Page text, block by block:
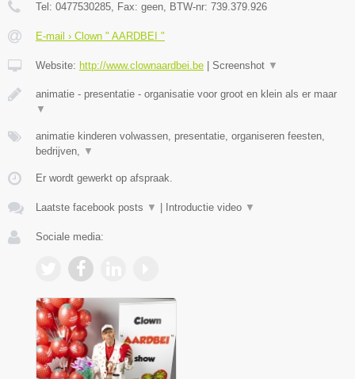
Tel: 0477530285, Fax: geen, BTW-nr: 739.379.926
E-mail › Clown " AARDBEI "
Website: http://www.clownaardbei.be Screenshot ▼
animatie - presentatie - organisatie voor groot en klein als er maar
▼
animatie kinderen volwassen, presentatie, organiseren feesten,
bedrijven, ▼
Er wordt gewerkt op afspraak.
Laatste facebook posts ▼ Introductie video ▼
Sociale media: